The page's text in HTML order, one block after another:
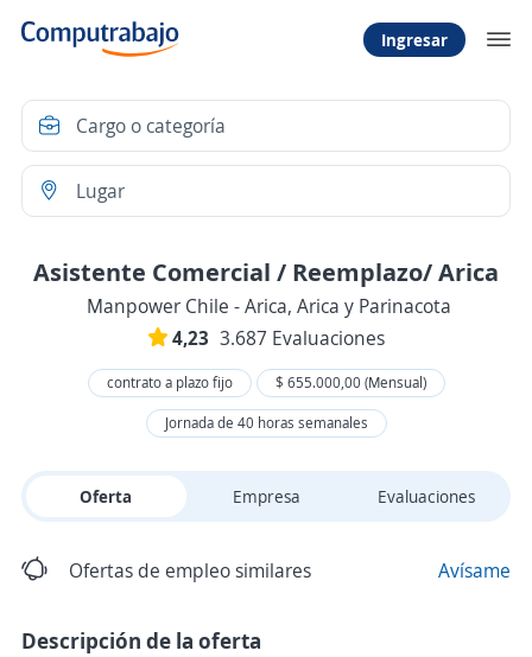
Ingresar
Asistente Comercial / Reemplazo/ Arica
Manpower Chile - Arica, Arica y Parinacota
4,23 3.687 Evaluaciones
contrato a plazo fijo
$ 655.000,00 (Mensual)
Jornada de 40 horas semanales
Oferta Empresa Evaluaciones
Ofertas de empleo similares Avísame
Descripción de la oferta